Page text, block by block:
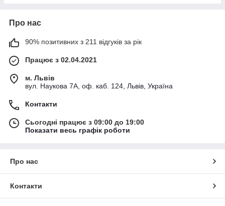
Про нас
90% позитивних з 211 відгуків за рік
Працює з 02.04.2021
м. Львів
вул. Наукова 7А, оф. каб. 124, Львів, Україна
Контакти
Сьогодні працює з 09:00 до 19:00
Показати весь графік роботи
Про нас
Контакти